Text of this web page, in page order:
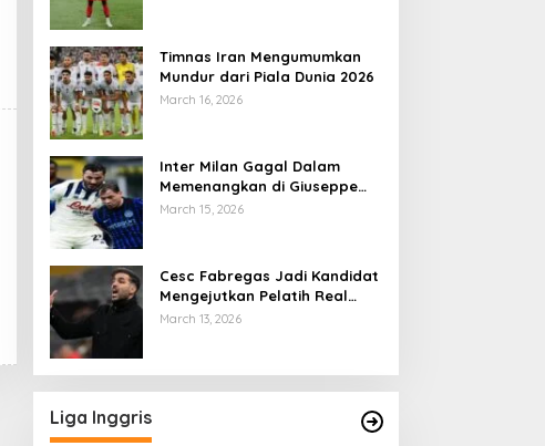
Timnas Iran Mengumumkan
Mundur dari Piala Dunia 2026
March 16, 2026
Inter Milan Gagal Dalam
Memenangkan di Giuseppe
Meazza
March 15, 2026
Cesc Fabregas Jadi Kandidat
Mengejutkan Pelatih Real
Madrid
March 13, 2026
Liga Inggris